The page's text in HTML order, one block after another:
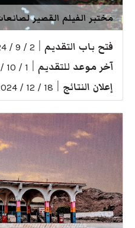
مختبر الفيلم القصير
فتح باب التقديم 2 / 9 / 2024
آخر موعد للتقديم 1 / 10 / 2024
إعلان النتائج 18 / 12 / 2024